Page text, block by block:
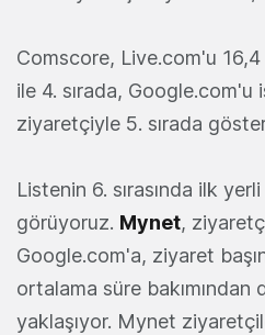
Comscore, Live.com'u
ile 4. sırada, Google.com'u
ziyaretçiyle 5. sırada
Listenin 6. sırasında ilk
görüyoruz. Mynet,
Google.com'a, ziyaret
ortalama süre bakımından
yaklaşıyor. Mynet